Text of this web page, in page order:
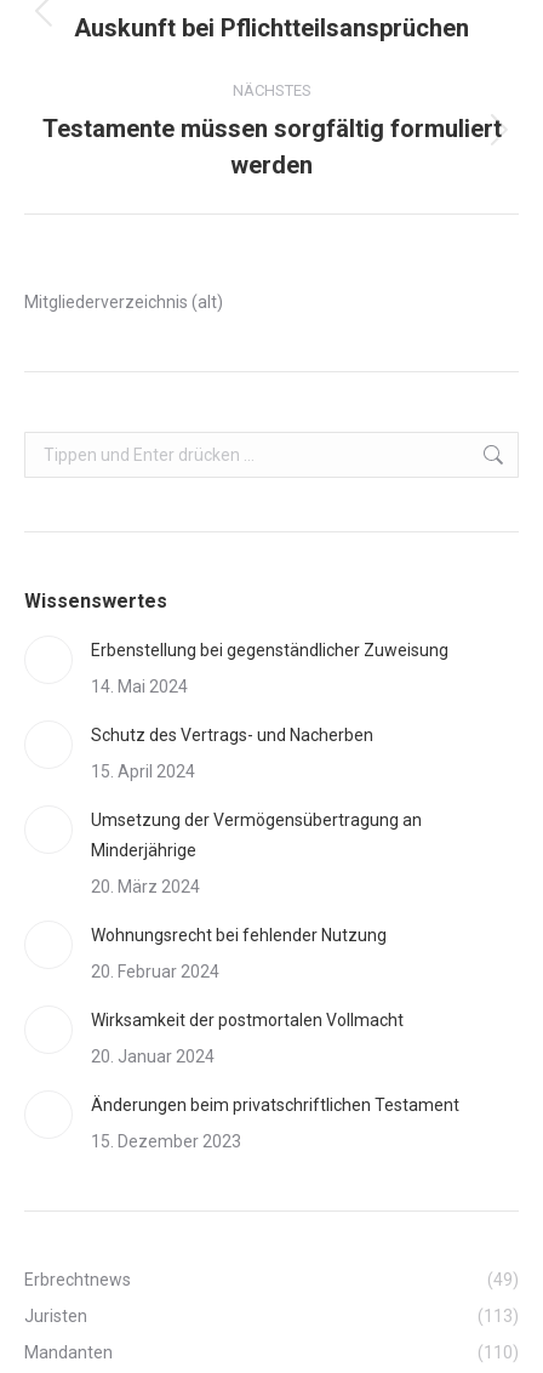
Vorheriger
Auskunft bei Pflichtteilsansprüchen
NÄCHSTES
Nächster
Beitrag:
Testamente müssen sorgfältig formuliert
werden
Mitgliederverzeichnis (alt)
Search:
Wissenswertes
Erbenstellung bei gegenständlicher Zuweisung
14. Mai 2024
Schutz des Vertrags- und Nacherben
15. April 2024
Umsetzung der Vermögensübertragung an
Minderjährige
20. März 2024
Wohnungsrecht bei fehlender Nutzung
20. Februar 2024
Wirksamkeit der postmortalen Vollmacht
20. Januar 2024
Änderungen beim privatschriftlichen Testament
15. Dezember 2023
Erbrechtnews
(49)
Juristen
(113)
Mandanten
(110)